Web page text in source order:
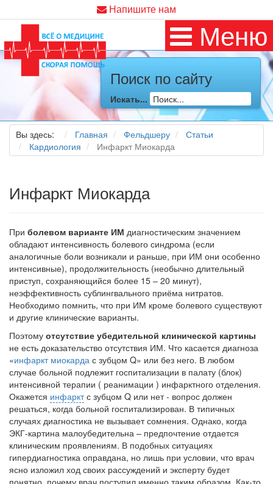
Напишите нам
Меню
Поиск по сайту
Искать...
Вы здесь: Главная Фельдшеру
Статьи
Кардиология
Инфаркт Миокарда
Инфаркт Миокарда
При болевом варианте ИМ диагностическим значением
обладают интенсивность болевого синдрома (если
аналогичные боли возникали и раньше, при ИМ они особенно
интенсивные), продолжительность (необычно длительный
приступ, сохраняющийся более 15 – 20 минут),
неэффективность сублингвального приёма нитратов.
Необходимо помнить, что при ИМ кроме болевого существуют
и другие клинические варианты.
Поэтому отсутствие убедительной клинической картины
не есть доказательство отсутствия ИМ. Что касается диагноза
«инфаркт миокарда с зубцом Q» или без него. В любом
случае больной подлежит госпитализации в палату (блок)
интенсивной терапии ( реанимации ) инфарктного отделения.
Окажется инфарктс зубцом Q или нет - вопрос должен
решаться, когда больной госпитализирован. В типичных
случаях диагностика не вызывает сомнения. Однако, когда
ЭКГ-картина малоубедительна – предпочтение отдается
клиническим проявлениям. В подобных ситуациях
гипердиагностика оправдана, но лишь при условии, что врач
ясно изложил ход своих рассуждений и эксперту будет
понятно, почему врач поступил именно таким образом. Как-то